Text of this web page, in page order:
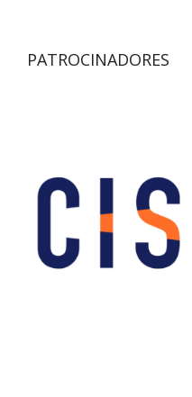
PATROCINADORES